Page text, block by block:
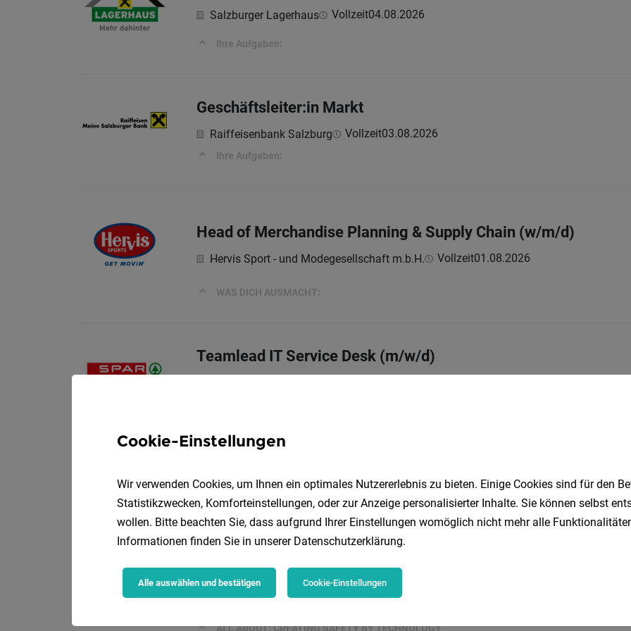
Salzburger Lagerhaus Vollzeit04.08.2026
Ihre Aufgaben:
Geschäftsleiter:in Markt
Raiffeisenbank Salzburg Vollzeit03.08.2026
Ihre Aufgaben:
Head of Merchandise Planning & Supply Chain (w/m/d)
Hervis Sport - und Modegesellschaft m.b.H. Vollzeit01.08.2026
WAS DICH AUSMACHT:
Teamlead IT Service Desk (m/w/d)
Tasks
HEAD OF DATENBANK MANAGEMENT & BUSINESS
ALL ABOUT: CREATING SAFETY BY TECHNOLOGY
Cookie-Einstellungen
Wir verwenden Cookies, um Ihnen ein optimales Nutzererlebnis zu bieten. Einige Cookies sind für den
Statistikzwecken, Komforteinstellungen, oder zur Anzeige personalisierter Inhalte. Sie können selbst
wollen. Bitte beachten Sie, dass aufgrund Ihrer Einstellungen womöglich nicht mehr alle
Informationen finden Sie in unserer Datenschutzerklärung.
Alle auswählen und bestätigen Cookie-Einstellungen